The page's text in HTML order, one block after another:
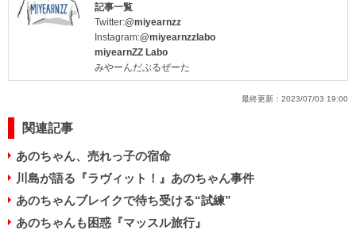
記事一覧
Twitter:@miyearnzz
Instagram:@miyearnzzlabo
miyearnZZ Labo
みやーんだぶるぜーた
最終更新： 2023/07/03 19:00
関連記事
あのちゃん、売れっ子の宿命
川島が語る『ラヴィット！』あのちゃん事件
あのちゃんブレイクで待ち受ける“試練”
あのちゃんも困惑『マッスル旅行』